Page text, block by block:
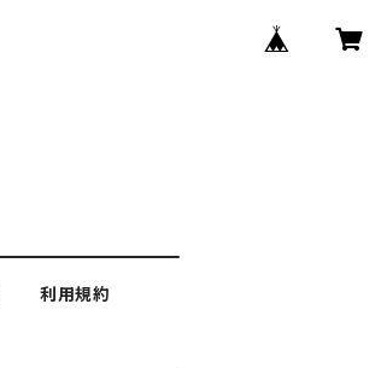
利用規約